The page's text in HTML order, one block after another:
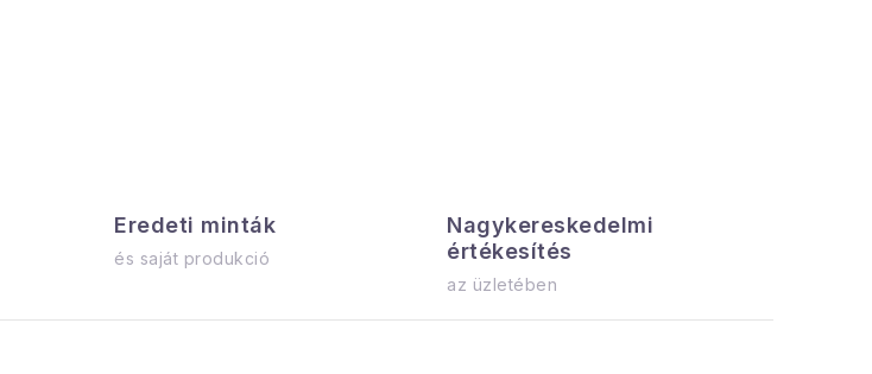
Eredeti minták
és saját produkció
Nagykereskedelmi
értékesítés
az üzletében